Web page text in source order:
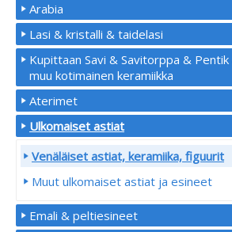
Arabia
Lasi & kristalli & taidelasi
Kupittaan Savi & Savitorppa &
muu kotimainen keramiikka
Aterimet
Ulkomaiset astiat
Venäläiset astiat, keramiika, figuurit
Muut ulkomaiset astiat ja esineet
Emali & peltiesineet